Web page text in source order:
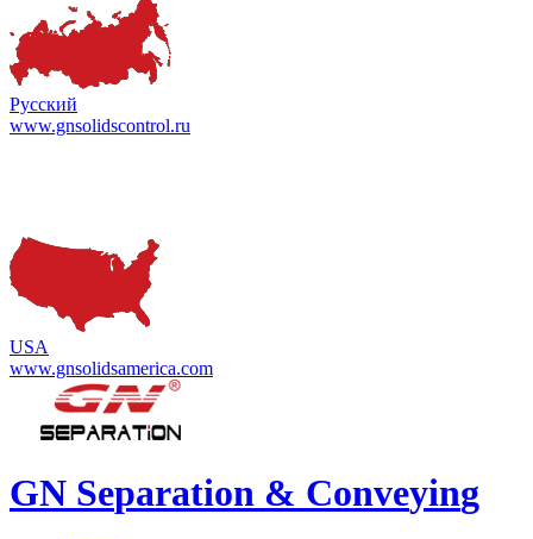
Русский
www.gnsolidscontrol.ru
USA
www.gnsolidsamerica.com
GN Separation & Conveying